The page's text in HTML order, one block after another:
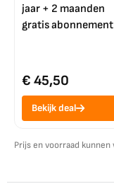
jaar + 2 maanden
gratis abonnement
€ 45,50
Bekijk deal
Prijs en voorraad